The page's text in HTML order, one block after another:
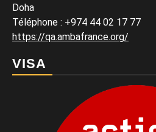
Doha
Téléphone : +974 44 02 17 77
https://qa.ambafrance.org/
VISA